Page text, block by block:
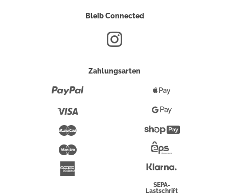
Bleib Connected
Zahlungsarten
Maestro
Pay
Google
Pay
Überweisung
SEPA-
Lastschrift